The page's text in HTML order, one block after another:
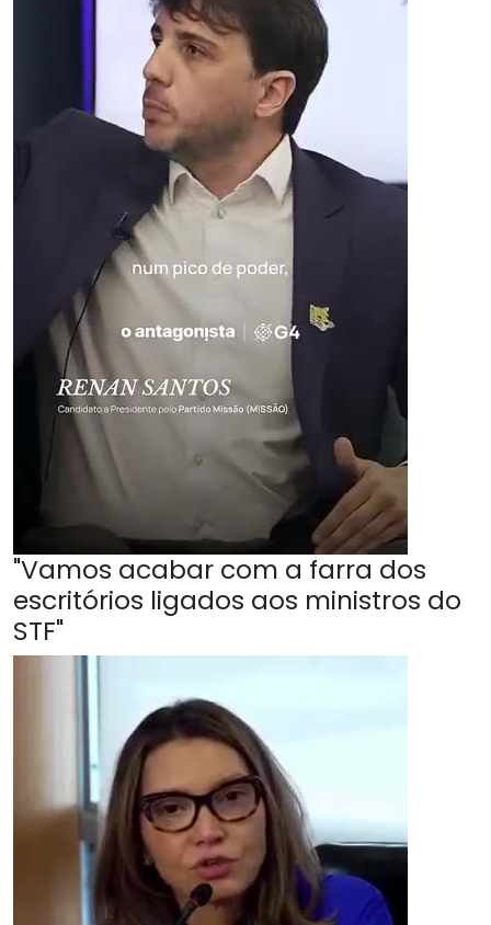
"Vamos acabar com a farra dos
escritórios ligados aos ministros do
STF"